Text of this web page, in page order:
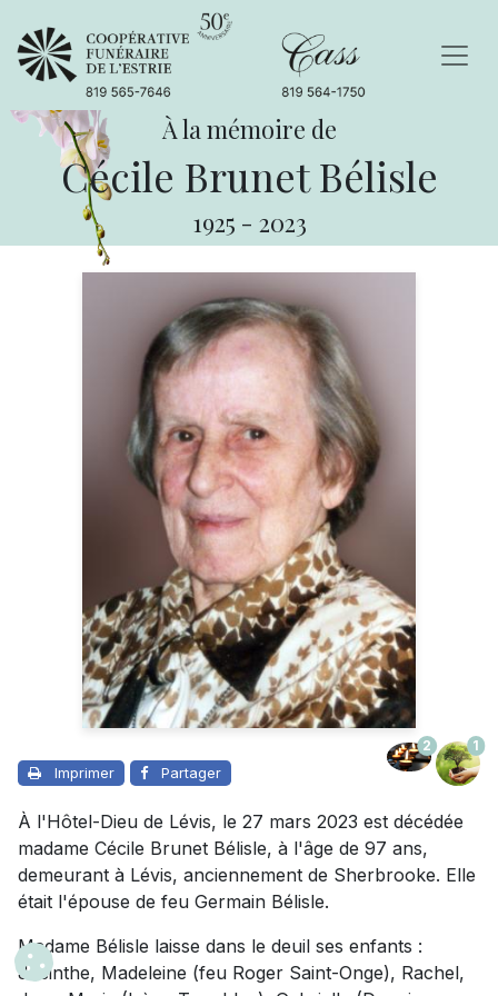
À la mémoire de
Cécile Brunet Bélisle
1925 - 2023
Imprimer Partager
2 1
À l'Hôtel-Dieu de Lévis, le 27 mars 2023 est décédée
madame Cécile Brunet Bélisle, à l'âge de 97 ans,
demeurant à Lévis, anciennement de Sherbrooke. Elle
était l'épouse de feu Germain Bélisle.
Madame Bélisle laisse dans le deuil ses enfants :
Jacinthe, Madeleine (feu Roger Saint-Onge), Rachel,